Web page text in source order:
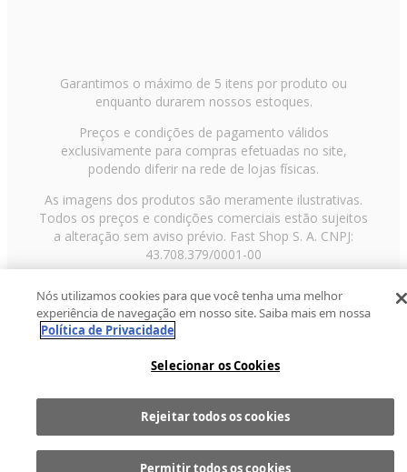
Comprar
Garantimos o máximo de 5 itens por produto ou
enquanto durarem nossos estoques.
Preços e condições de pagamento válidos
exclusivamente para compras efetuadas no site,
podendo diferir na rede de lojas físicas.
As imagens dos produtos são meramente ilustrativas.
Todos os preços e condições comerciais estão sujeitos
a alteração sem aviso prévio. Fast Shop S. A. CNPJ:
43.708.379/0001-00
Paulo/SP, CEP 02029-001, Telefone: 11 3003-3728 ©
2013 Fast Shop - Todos os direitos reservadosRF
Nós utilizamos cookies para que você tenha uma melhor
experiência de navegação em nosso site. Saiba mais em nossa
Política de Privacidade
Selecionar os Cookies
Rejeitar todos os cookies
Permitir todos os cookies